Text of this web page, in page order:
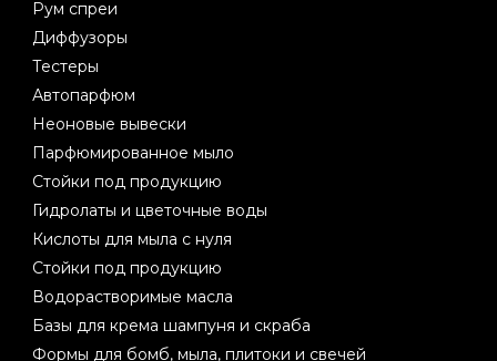
Рум спреи
Диффузоры
Тестеры
Автопарфюм
Неоновые вывески
Парфюмированное мыло
Стойки под продукцию
Гидролаты и цветочные воды
Кислоты для мыла с нуля
Стойки под продукцию
Водорастворимые масла
Базы для крема шампуня и скраба
Формы для бомб, мыла, плитоки и свечей